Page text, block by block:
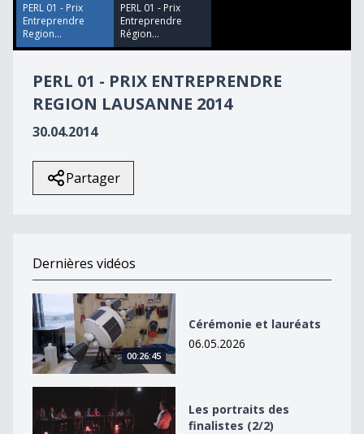
13
seconds
PERL 01 - Prix
Entreprendre
Region...
PERL 01 - Prix
Entreprendre
Région...
PERL 01 - PRIX ENTREPRENDRE
REGION LAUSANNE 2014
30.04.2014
Partager
Dernières vidéos
Cérémonie et lauréats
00:26:45
Cérémonie et lauréats
06.05.2026
Les portraits des finalistes (2/2)
Les portraits des
finalistes (2/2)